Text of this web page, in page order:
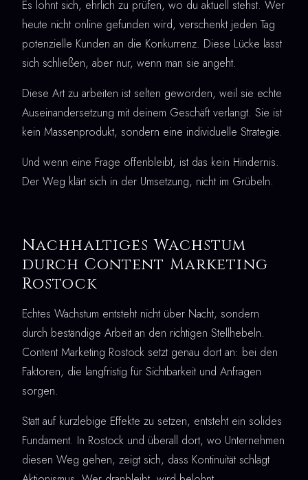
Es lohnt sich, ehrlich zu prüfen, wo du aktuell stehst. Wer
heute nicht online gefunden wird, verschenkt jeden Tag
potenzielle Kunden an die Konkurrenz. Diese Lücke lässt
sich schließen, aber nur, wenn man sie angeht.
Diese Art zu arbeiten ist selten geworden, weil sie echte
Auseinandersetzung mit deinem Geschäft verlangt. Sie ist
kein Massenprodukt, sondern eine individuelle Strategie.
Und wenn eine Frage offenbleibt, ist das kein Hindernis.
Der Weg klärt sich in der Umsetzung, nicht im Grübeln.
Nachhaltiges Wachstum
durch Content Marketing
Rostock
Echtes Wachstum entsteht nicht über Nacht, sondern
durch beständige Arbeit an den richtigen Stellhebeln.
Content Marketing Rostock setzt genau dort an: bei den
Faktoren, die langfristig für Sichtbarkeit und Anfragen
sorgen.
Statt auf kurzlebige Effekte zu setzen, entsteht ein solides
Fundament. In Rostock und überall dort, wo Unternehmen
diesen Weg gehen, zeigt sich, dass Kontinuität schlägt